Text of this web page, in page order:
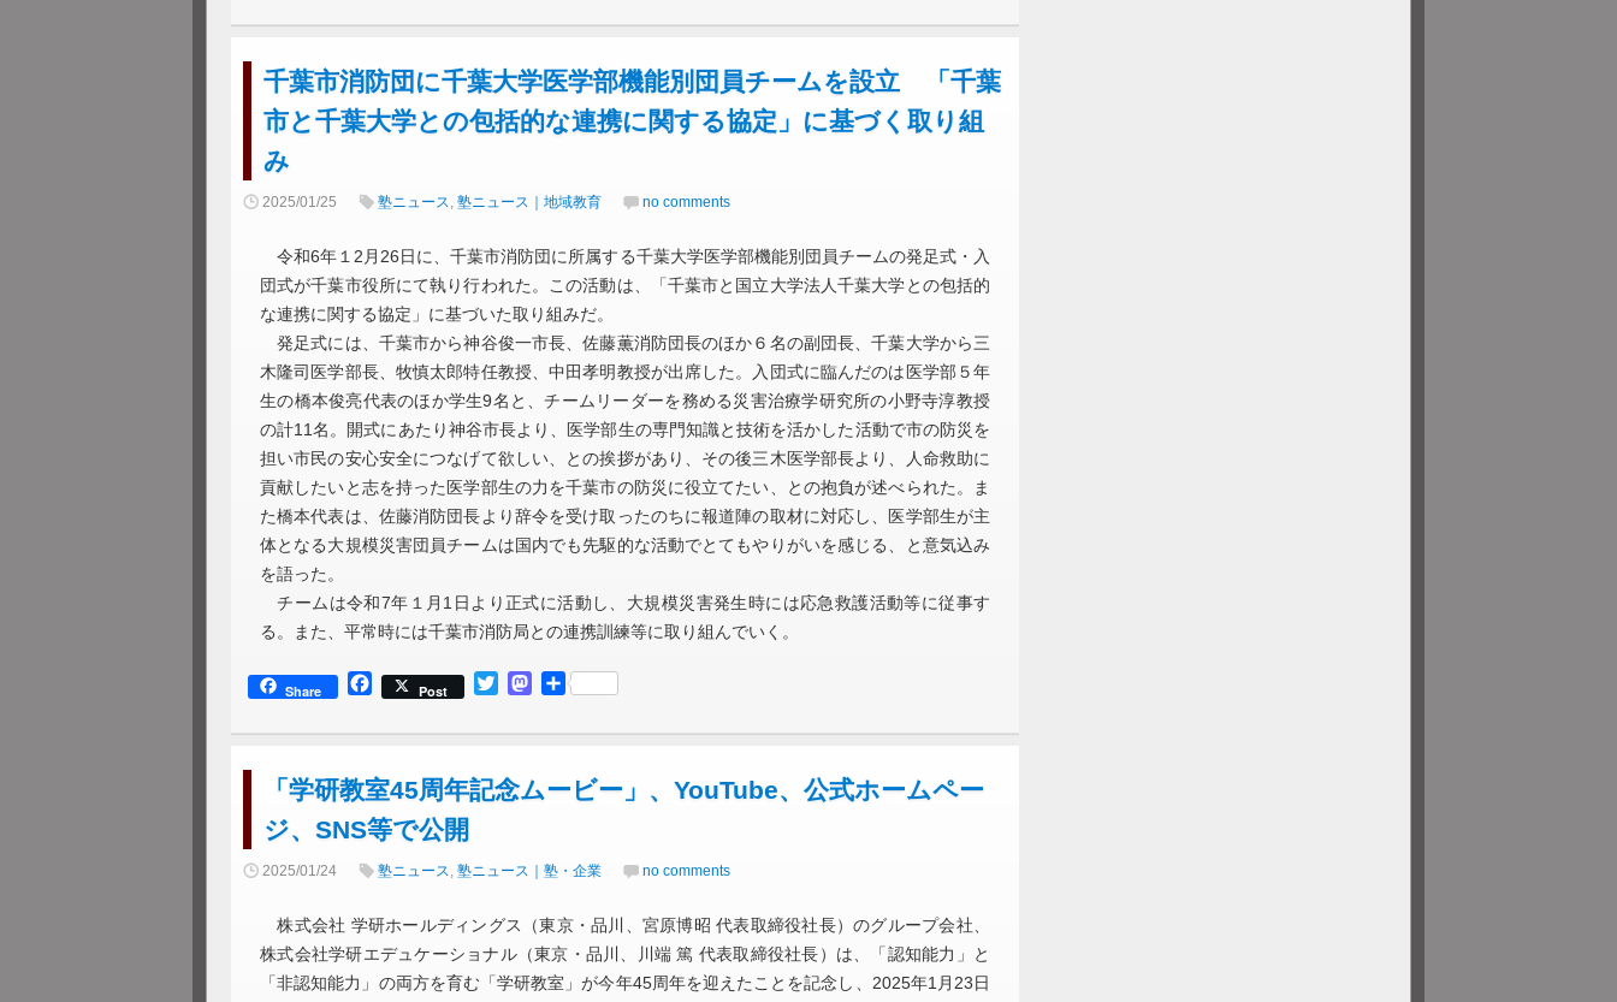
千葉市消防団に千葉大学医学部機能別団員チームを設立 「千葉
市と千葉大学との包括的な連携に関する協定」に基づく取り組
み
2025/01/25 塾ニュース, 塾ニュース｜地域教育 no comments
令和6年１2月26日に、千葉市消防団に所属する千葉大学医学部機能別団員チームの発足式・入
団式が千葉市役所にて執り行われた。この活動は、「千葉市と国立大学法人千葉大学との包括的
な連携に関する協定」に基づいた取り組みだ。
発足式には、千葉市から神谷俊一市長、佐藤薫消防団長のほか６名の副団長、千葉大学から三
木隆司医学部長、牧慎太郎特任教授、中田孝明教授が出席した。入団式に臨んだのは医学部５年
生の橋本俊亮代表のほか学生9名と、チームリーダーを務める災害治療学研究所の小野寺淳教授
の計11名。開式にあたり神谷市長より、医学部生の専門知識と技術を活かした活動で市の防災を
担い市民の安心安全につなげて欲しい、との挨拶があり、その後三木医学部長より、人命救助に
貢献したいと志を持った医学部生の力を千葉市の防災に役立てたい、との抱負が述べられた。ま
た橋本代表は、佐藤消防団長より辞令を受け取ったのちに報道陣の取材に対応し、医学部生が主
体となる大規模災害団員チームは国内でも先駆的な活動でとてもやりがいを感じる、と意気込み
を語った。
チームは令和7年１月1日より正式に活動し、大規模災害発生時には応急救護活動等に従事す
る。また、平常時には千葉市消防局との連携訓練等に取り組んでいく。
Share Facebook
Post TwitterMastodon
共
「学研教室45周年記念ムービー」、YouTube、公式ホームペー
ジ、SNS等で公開
2025/01/24 塾ニュース, 塾ニュース｜塾・企業 no comments
株式会社 学研ホールディングス（東京・品川、宮原博昭 代表取締役社長）のグループ会社、
株式会社学研エデュケーショナル（東京・品川、川端 篤 代表取締役社長）は、「認知能力」と
「非認知能力」の両方を育む「学研教室」が今年45周年を迎えたことを記念し、2025年1月23日